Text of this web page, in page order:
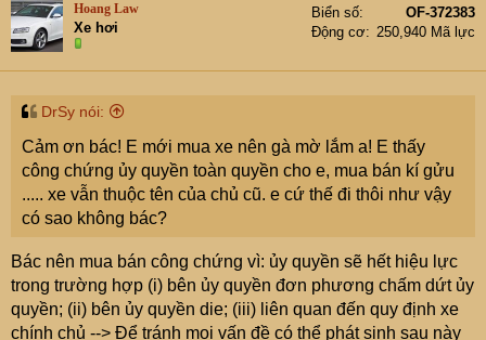
Hoang Law
Xe hơi
Biển số
OF-372383
Động cơ
250,940 Mã lực
DrSy nói:
Cảm ơn bác! E mới mua xe nên gà mờ lắm a! E thấy
công chứng ủy quyền toàn quyền cho e, mua bán kí gửu
..... xe vẫn thuộc tên của chủ cũ. e cứ thế đi thôi như vậy
có sao không bác?
Bác nên mua bán công chứng vì: ủy quyền sẽ hết hiệu lực
trong trường hợp (i) bên ủy quyền đơn phương chấm dứt ủy
quyền; (ii) bên ủy quyền die; (iii) liên quan đến quy định xe
chính chủ --> Để tránh mọi vấn đề có thể phát sinh sau này